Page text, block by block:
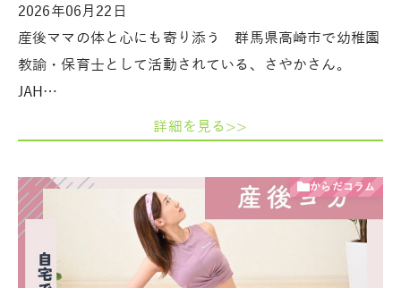
2026年06月22日
産後ママの体と心にも寄り添う 群馬県高崎市で幼稚園
教諭・保育士として活動されている、さやかさん。
JAH…
詳細を見る>>
からだコラム